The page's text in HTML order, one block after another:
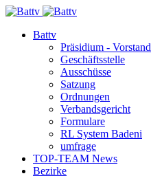
Battv
Präsidium - Vorstand
Geschäftsstelle
Ausschüsse
Satzung
Ordnungen
Verbandsgericht
Formulare
RL System Badeni
umfrage
TOP-TEAM News
Bezirke